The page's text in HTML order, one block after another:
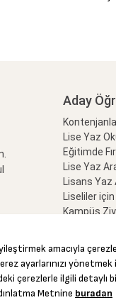
Aday
Lise Yaz
Eğitimde
Lise Yaz
Lisans Yaz
Liseliler
Kampüs